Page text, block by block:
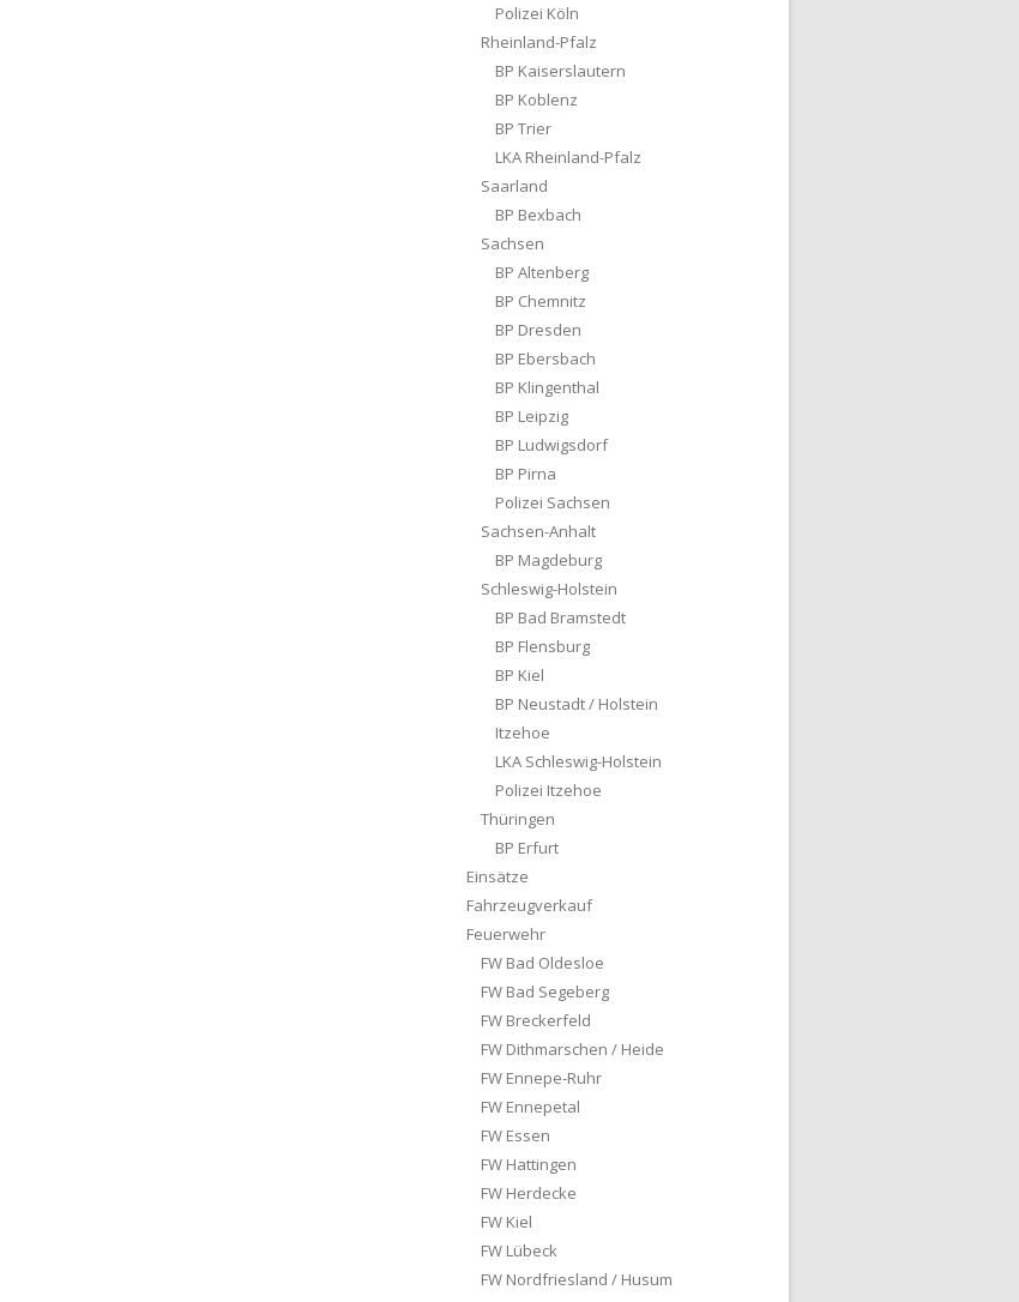
Polizei Köln
Rheinland-Pfalz
BP Kaiserslautern
BP Koblenz
BP Trier
LKA Rheinland-Pfalz
Saarland
BP Bexbach
Sachsen
BP Altenberg
BP Chemnitz
BP Dresden
BP Ebersbach
BP Klingenthal
BP Leipzig
BP Ludwigsdorf
BP Pirna
Polizei Sachsen
Sachsen-Anhalt
BP Magdeburg
Schleswig-Holstein
BP Bad Bramstedt
BP Flensburg
BP Kiel
BP Neustadt / Holstein
Itzehoe
LKA Schleswig-Holstein
Polizei Itzehoe
Thüringen
BP Erfurt
Einsätze
Fahrzeugverkauf
Feuerwehr
FW Bad Oldesloe
FW Bad Segeberg
FW Breckerfeld
FW Dithmarschen / Heide
FW Ennepe-Ruhr
FW Ennepetal
FW Essen
FW Hattingen
FW Herdecke
FW Kiel
FW Lübeck
FW Nordfriesland / Husum